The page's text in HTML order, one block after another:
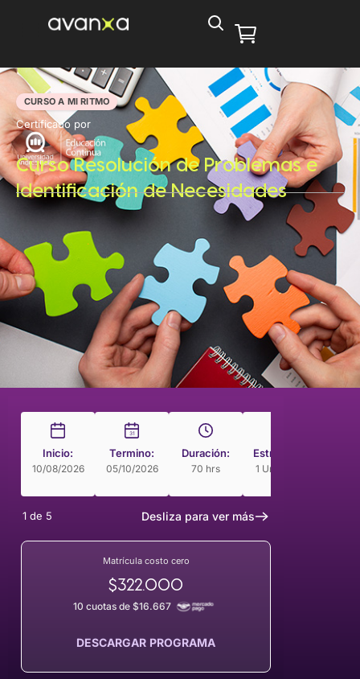
CURSO A MI RITMO
Certificado por
Curso Resolución de Problemas e
Identificación de Necesidades
Inicio:
10/08/2026
31
Termino:
05/10/2026
Duración:
70 hrs
Estructura
1 Unidades
1 de 5 Desliza para ver más
Matrícula costo cero
$322.000
10 cuotas de $16.667
DESCARGAR PROGRAMA